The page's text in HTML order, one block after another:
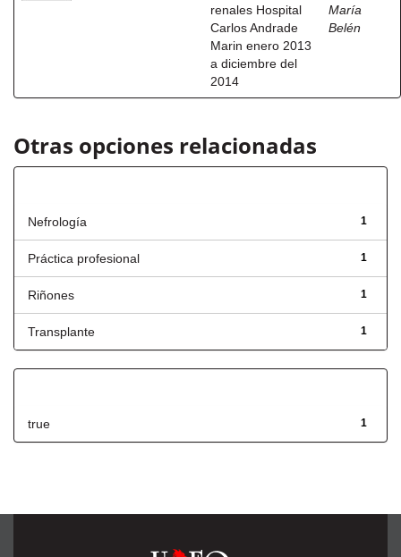
renales Hospital
Carlos Andrade
Marin enero 2013
a diciembre del
2014
María
Belén
Otras opciones relacionadas
1
Nefrología
1
Práctica profesional
1
Riñones
1
Transplante
1
true